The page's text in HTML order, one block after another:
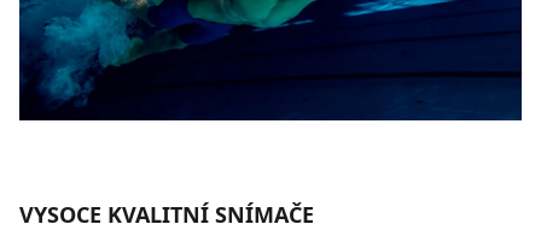
VYSOCE KVALITNÍ SNÍMAČE